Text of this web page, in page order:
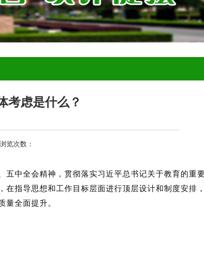
考虑是什么？
次数：
五中全会精神，贯彻落实习近平总书记关于教育的重
在指导思想和工作目标层面进行顶层设计和制度安排
量全面提升。